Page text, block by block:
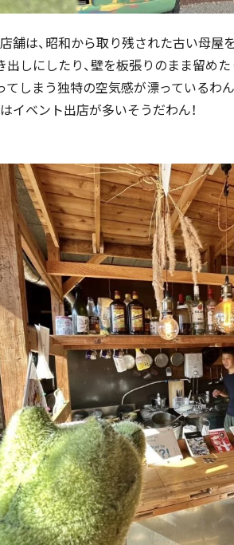
舗は、昭和から取り残された古い母屋
出しにしたり、壁を板張りのまま留め
てしまう独特の空気感が漂っているわん
イベント出店が多いそうだわん！